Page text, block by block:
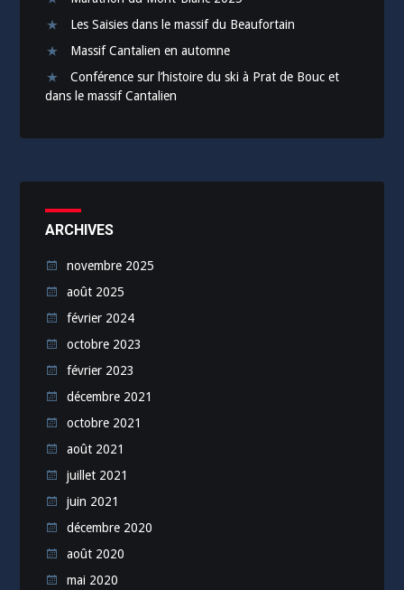
Les Saisies dans le massif du Beaufortain
Massif Cantalien en automne
Conférence sur l’histoire du ski à Prat de Bouc et
dans le massif Cantalien
ARCHIVES
novembre 2025
août 2025
février 2024
octobre 2023
février 2023
décembre 2021
octobre 2021
août 2021
juillet 2021
juin 2021
décembre 2020
août 2020
mai 2020